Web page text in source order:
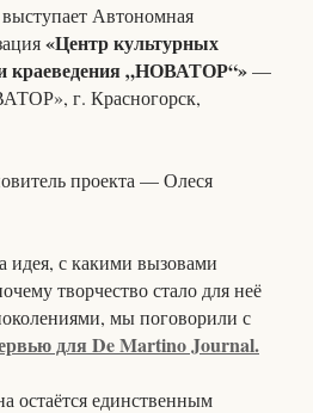
Автономная
«Центр культурных
краеведения „НОВАТОР“»—
г. Красногорск,
проекта — Олеся
идея, с какими вызовами
творчество стало для неё
мы поговорили с
для De Martino Journal.
остаётся единственным